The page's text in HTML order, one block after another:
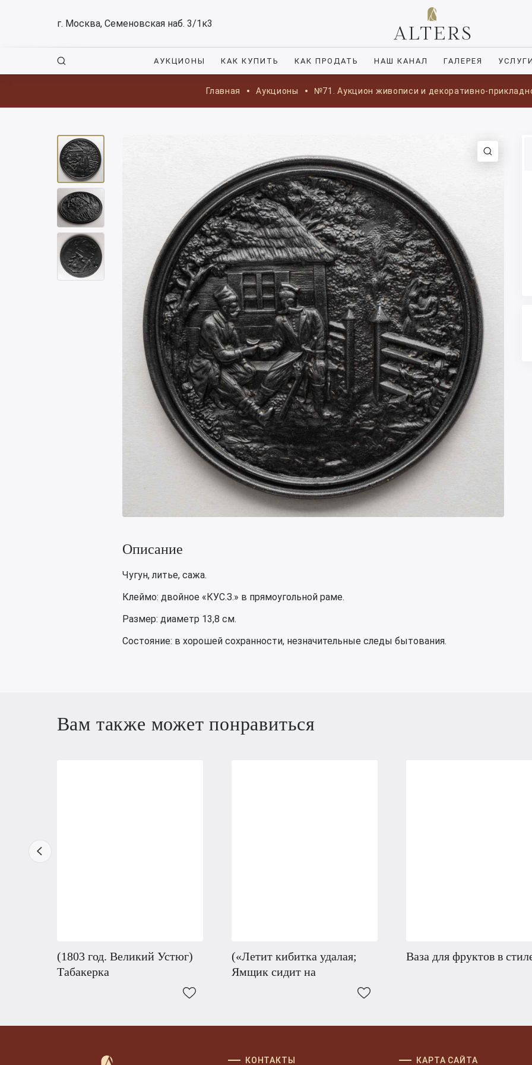
г. Москва, Семеновская наб. 3/1к3
АУКЦИОНЫ КАК КУПИТЬ КАК ПРОДАТЬ НАШ КАНАЛ ГАЛЕРЕЯ
Главная Аукционы №71. Аукцион живописи и декоративно-
Описание
Чугун, литье, сажа.
Клеймо: двойное «КУС.З.» в прямоугольной раме.
Размер: диаметр 13,8 см.
Состояние: в хорошей сохранности, незначительные следы бытования.
Вам также может понравиться
(1803 год. Великий Устюг)
Табакерка
(«Летит кибитка удалая;
Ямщик сидит на
Ваза для фруктов в
КОНТАКТЫ КАРТА САЙТА